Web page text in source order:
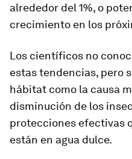
alrededor del 1%, o
crecimiento en los
Los científicos no
estas tendencias, pero
hábitat como la causa
disminución de los
protecciones efectivas
están en agua dulce.